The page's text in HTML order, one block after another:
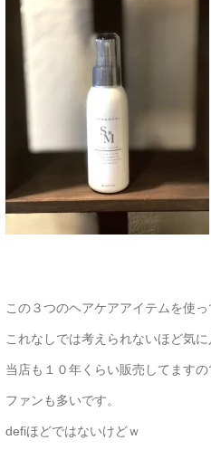
この３つのヘアケアアイテムを使っ
これなしでは考えられないほど気に
当店も１０年くらい販売してますの
ファンも多いです。
defiほどではないけどｗ